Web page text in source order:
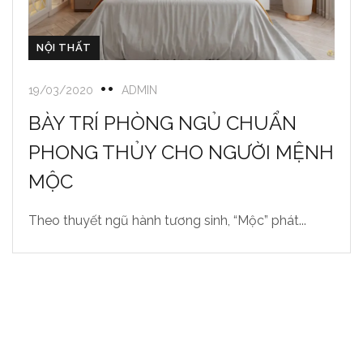
NỘI THẤT
19/03/2020 ADMIN
BÀY TRÍ PHÒNG NGỦ CHUẨN
PHONG THỦY CHO NGƯỜI MỆNH
MỘC
Theo thuyết ngũ hành tương sinh, “Mộc” phát...